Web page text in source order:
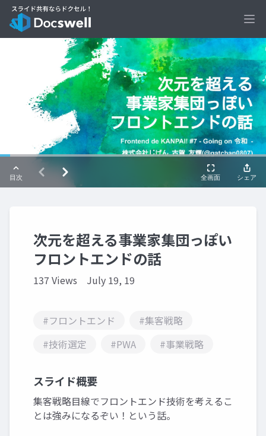
次元を超える事業家集団っぽい
フロントエンドの話
137 Views July 19, 19
#フロントエンド
#集客戦略
#技術選定
#PWA #事業戦略
スライド概要
集客戦略目線でフロントエンド技術を考えるこ
とは強みになるぞい！という話。